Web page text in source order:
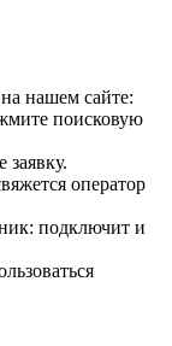
нашем сайте:
поисковую
оператор
подключит и